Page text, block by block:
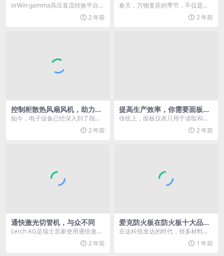
生资源平台
orWin gamma高压直流转换平台位
于德国北海海岸130公里处，重约1
2 年前
天的妙用
春天，万物复苏的季节，不仅是大
地换上了新装，家中的金属制品也
2 年前
控制柜散热风扇风机，助力电
子设备稳定运行
如今，电子设备已经深入到了我们
生活的方方面面。从智能手机、电
2 年前
提高生产效率，你需要面板仪
表的神助攻
传统上，面板仪表只用于读取和显
示信息，因此许多企业不愿在他们
2 年前
通快激光切管机，与众不同
Lerch AG是瑞士首家使用通快激光
切管机TruLaser Tube 7000...
2 年前
爱克防火板在防火板十大品牌
中排第几?
在这科技发达的时代，很多材料都
考虑到了要功能齐全，就像是爱克
1 年前